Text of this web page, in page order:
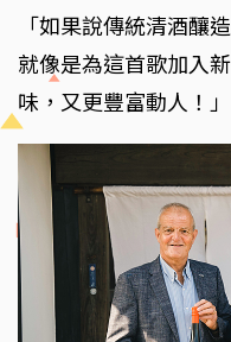
「如果說傳統清酒釀
就像是為這首歌加入
味，又更豐富動人！」